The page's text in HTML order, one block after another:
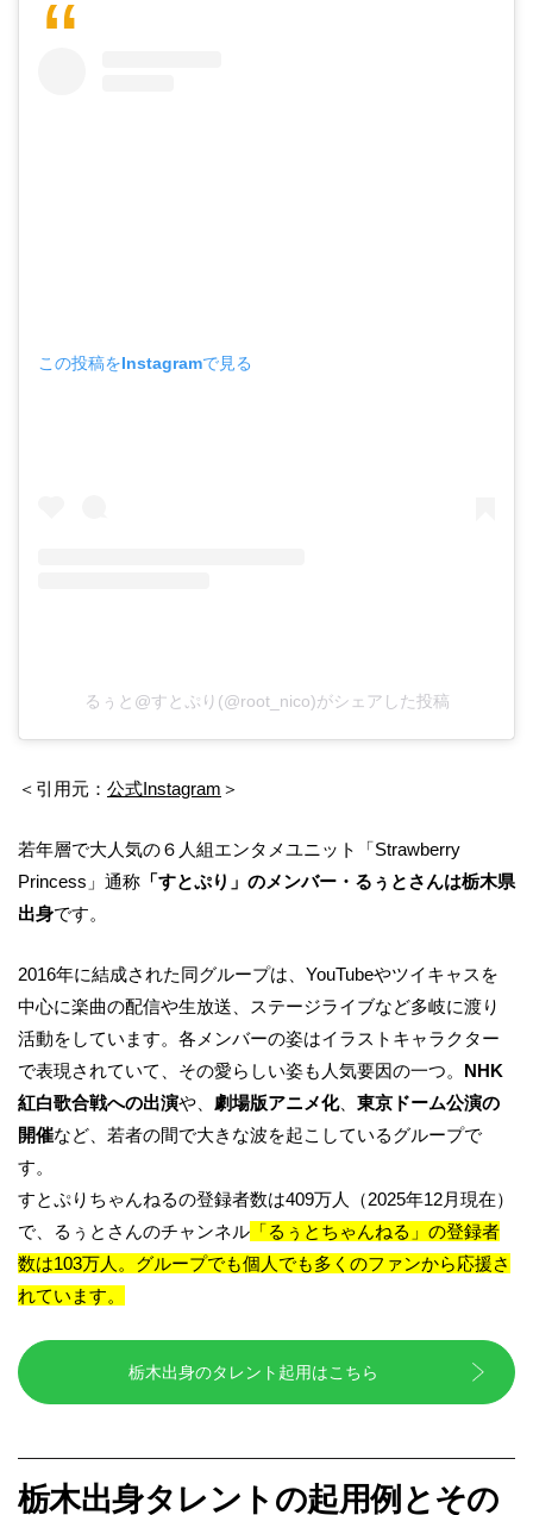
この投稿をInstagramで見る
るぅと@すとぷり(@root_nico)がシェアした投稿
＜引用元： 公式Instagram ＞
若年層で大人気の６人組エンタメユニット「Strawberry
Princess」通称 「すとぷり」のメンバー・るぅとさんは栃木県
出身です。
2016年に結成された同グループは、YouTubeやツイキャスを
中心に楽曲の配信や生放送、ステージライブなど多岐に渡り
活動をしています。各メンバーの姿はイラストキャラクター
で表現されていて、その愛らしい姿も人気要因の一つ。 NHK
紅白歌合戦への出演や、 劇場版アニメ化、 東京ドーム公演の
開催など、若者の間で大きな波を起こしているグループで
す。
すとぷりちゃんねるの登録者数は409万人（2025年12月現在）
で、るぅとさんのチャンネル 「るぅとちゃんねる」の登録者
数は103万人。 グループでも個人でも多くのファンから応援さ
れています。
栃木出身のタレント起用はこちら
栃木出身タレントの起用例とその